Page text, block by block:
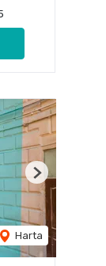
Harta
Next